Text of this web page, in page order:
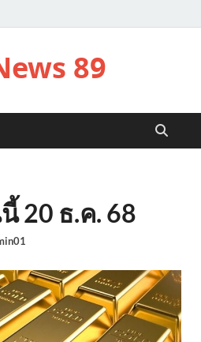
89
20 ธ.ค. 68